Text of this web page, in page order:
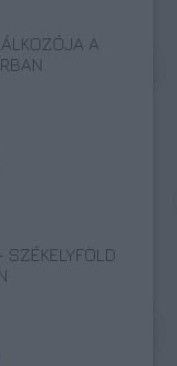
A